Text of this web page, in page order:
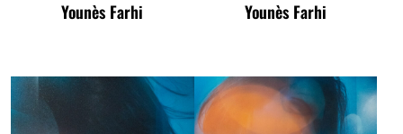
Younès Farhi Younès Farhi